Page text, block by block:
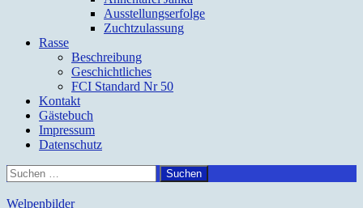
Ausstellungserfolge
Zuchtzulassung
Rasse
Beschreibung
Geschichtliches
FCI Standard Nr 50
Kontakt
Gästebuch
Impressum
Datenschutz
Suchen
nach:
Welpenbilder